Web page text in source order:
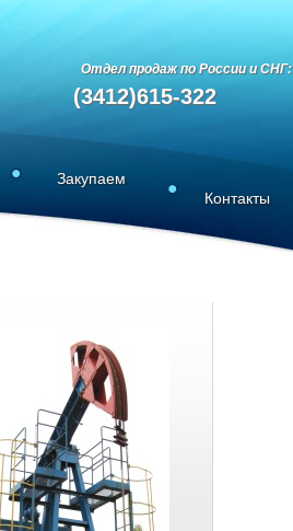
Отдел продаж по России и СНГ:
(3412)615-322
Закупаем
Контакты